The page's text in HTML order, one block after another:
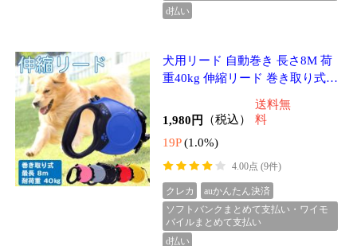
育玩具 ノーズワーク おも
ちゃ 知育トイ イヌ ペット
用 早食
1,680円（税込） 料
16P (1.0%)
4.00点 (2件)
クレカ
auかんたん決済
ソフトバンクまとめて支払い・
ワイモバイルまとめて支払い
d払い
【300円クーポン付き】犬
服 防寒 秋 冬 フレンチブル
かわいい おしゃれ ジッパ
ー フ
1,980円 （税込） 料
19P
ソフトバンクまとめて支払い・
ワイモバイルまとめて支払い